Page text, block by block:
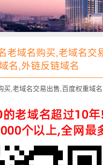
老域名购买,老域名交
名,外链反链域名
买,老域名交易出售,百度权重域